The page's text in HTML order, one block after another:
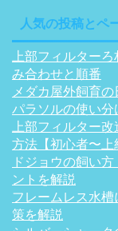
人気の投稿とペ
上部フィルター
み合わせと順番
メダカ屋外飼育
パラソルの使い分
上部フィルター
方法【初心者〜上
ドジョウの飼い
ントを解説
フレームレス水
策を解説